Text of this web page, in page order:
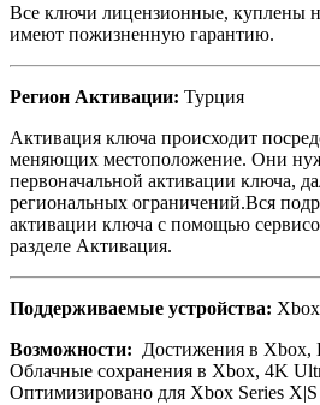
Все ключи лицензионные, куплены
имеют пожизненную гарантию.
Регион Активации: Турция
Активация ключа происходит
меняющих местоположение. Они
первоначальной активации ключа,
региональных ограничений.Вся
активации ключа с помощью
разделе Активация.
Поддерживаемые устройства:
Возможности: Достижения в Xbox,
Облачные сохранения в Xbox, 4K
Оптимизировано для Xbox Series X|S